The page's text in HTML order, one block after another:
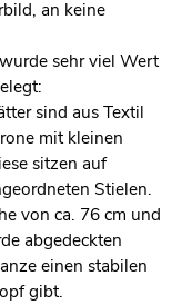
an keine
sehr viel Wert
sind aus Textil
mit kleinen
sitzen auf
Stielen.
von ca. 76 cm und
abgedeckten
einen stabilen
gibt.